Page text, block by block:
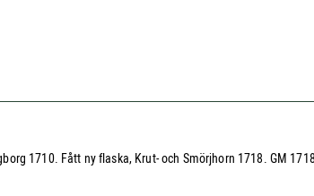
1710. Fått ny flaska, Krut- och Smörjhorn 1718. GM